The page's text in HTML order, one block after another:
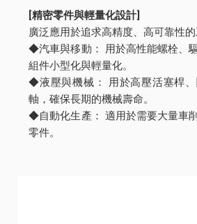
[精密零件與輕量化設計]
廣泛應用於追求高精度、高可靠性的
◆汽車與移動： 用於高性能螺栓、
組件小型化與輕量化。
◆液壓與機械： 用於高壓活塞桿
軸，確保長期的機械壽命。
◆自動化生產： 適用於需要大量車
零件。